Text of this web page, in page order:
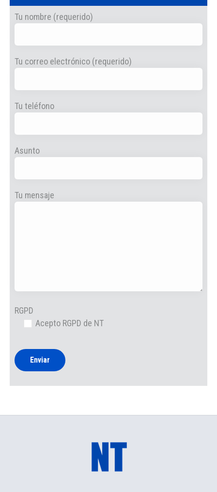
Tu nombre (requerido)
Tu correo electrónico (requerido)
Tu teléfono
Asunto
Tu mensaje
RGPD
Acepto RGPD de NT